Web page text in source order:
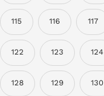
115 116 117
122 123 124
128 129 130